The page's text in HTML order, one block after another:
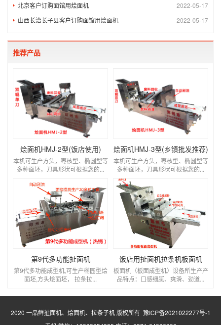
2022-05-17
北京客户订购面馆用烩面机
2022-05-17
山西长治长子县客户订购面馆用烩面机
推荐产品
烩面机HMJ-2型(饭店使用)
本机可生产方头，栆核型、椭圆型等
多种面坯，刀具形状可根据您的...
烩面机HMJ-3型(乡镇批发推荐)
本机可生产方头，栆核型、椭圆型等
多种面坯，刀具形状可根据您的...
第9代多功能扯面机
第9代多功能成型机,可生产椭园型烩
面坯,方头烩面坯， 拉条拉...
饭店用扯面机拉条机板面机
板面机（板面成型机）设备所生产产
品特点：口感细腻、爽滑、劲道...
2020 一品鲜扯面机、烩面机、拉条子机 版权所有 豫ICP备2021022277号-1